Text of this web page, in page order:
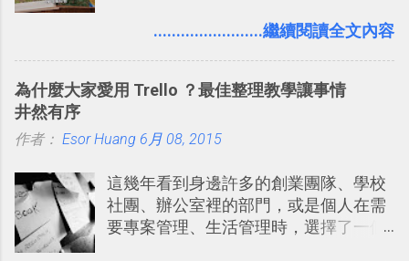
稱。 在規劃路線之外，自訂地圖還能補
時帶來好心情，二方面事後就是最好的
享合作，讓彼此都能在手機上查看這次
要製作家庭相框 用照片來當小禮物 把照
片？而且最好能不花時間、立即拿到、
（或是沒有好的印表機），又不想跑照
提供了印照片的服務 ，而且價格不貴，
可以立即拿到，操作流程也十分簡單。
之前我在電腦玩物分享過：「 不需買印
........................繼續閱讀全文內容
為什麼大家愛用 Trello ？最佳整理教學讓事情
井然有序
作者： Esor Huang 6月 08, 2015
這幾年看到身邊許多的創業團隊、學校
社團、辦公室裡的部門，或是個人在需
要專案管理、生活管理時，選擇了一個